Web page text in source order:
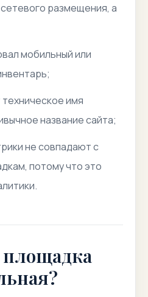
размещения, а
мобильный или
имя
название сайта;
не совпадают с
потому что это
площадка